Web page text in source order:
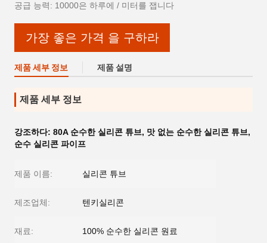
공급 능력: 10000은 하루에 / 미터를 잽니다
가장 좋은 가격 을 구하라
제품 세부 정보 제품 설명
제품 세부 정보
강조하다: 80A 순수한 실리콘 튜브, 맛 없는 순수한 실리콘 튜브,
순수 실리콘 파이프
제품 이름: 실리콘 튜브
제조업체: 텐키실리콘
재료: 100% 순수한 실리콘 원료